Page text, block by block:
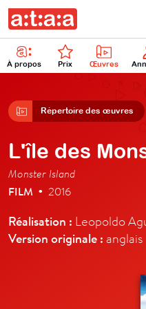
À propos Prix Œuvres
Répertoire des œuvres
L'île des
Monster Island
FILM • 2016
Réalisation : Leopoldo
Version originale : anglais